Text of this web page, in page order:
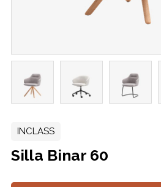
INCLASS
Silla Binar 60